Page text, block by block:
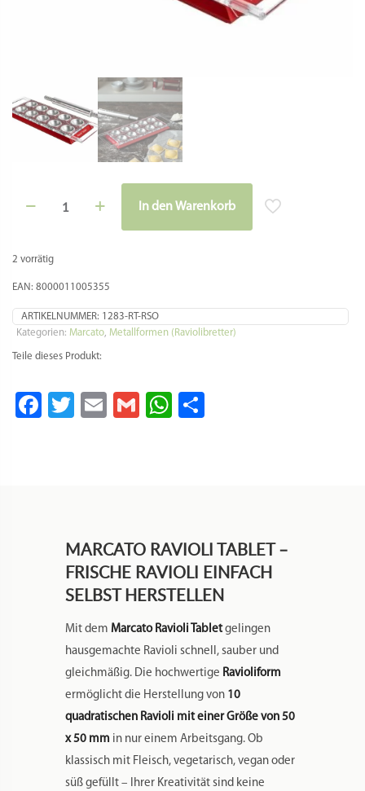
2 vorrätig
–
10er
50x50
mm
In den Warenkorb
EAN: 8000011005355
ARTIKELNUMMER: 1283-RT-RSO
Kategorien: Marcato, Metallformen (Raviolibretter)
Teile dieses Produkt:
Facebook
Twitter
EmailGmailWhatsApp
MARCATO RAVIOLI TABLET –
FRISCHE RAVIOLI EINFACH
SELBST HERSTELLEN
Mit dem Marcato Ravioli Tabletgelingen
hausgemachte Ravioli schnell, sauber und
gleichmäßig. Die hochwertige Ravioliform
ermöglicht die Herstellung von 10
quadratischen Ravioli mit einer Größe von 50
x 50 mm in nur einem Arbeitsgang. Ob
klassisch mit Fleisch, vegetarisch, vegan oder
süß gefüllt – Ihrer Kreativität sind keine